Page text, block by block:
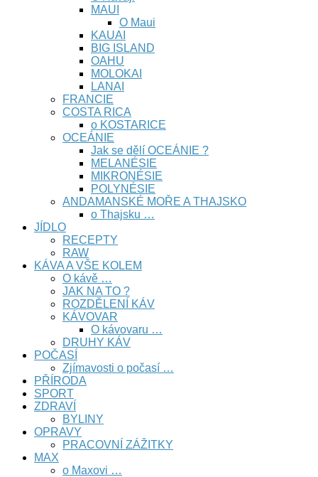
MAUI
O Maui
KAUAI
BIG ISLAND
OAHU
MOLOKAI
LANAI
FRANCIE
COSTA RICA
o KOSTARICE
OCEÁNIE
Jak se dělí OCEÁNIE ?
MELANÉSIE
MIKRONÉSIE
POLYNÉSIE
ANDAMANSKÉ MOŘE A THAJSKO
o Thajsku …
JÍDLO
RECEPTY
RAW
KÁVA A VŠE KOLEM
O kávě …
JAK NA TO ?
ROZDĚLENÍ KÁV
KÁVOVAR
O kávovaru …
DRUHY KÁV
POČASÍ
Zjímavosti o počasí …
PŘÍRODA
SPORT
ZDRAVÍ
BYLINY
OPRAVY
PRACOVNÍ ZÁŽITKY
MAX
o Maxovi …